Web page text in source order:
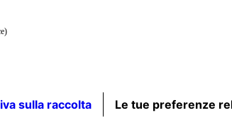
sulla raccolta Le tue preferenze